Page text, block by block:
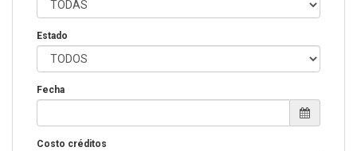
Estado
Fecha
Costo créditos